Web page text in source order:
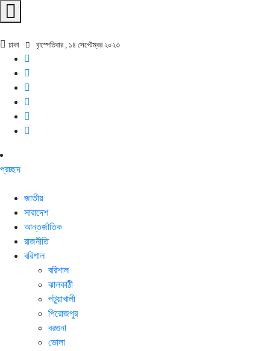
ঢাকা বৃহস্পতিবার , ১৪ সেপ্টেম্বর ২০২৩
প্রচ্ছদ
জাতীয়
সারাদেশ
আন্তর্জাতিক
রাজনীতি
বরিশাল
বরিশাল
ঝালকাঠী
পটুয়াখালী
পিরোজপুর
বরগুনা
ভোলা